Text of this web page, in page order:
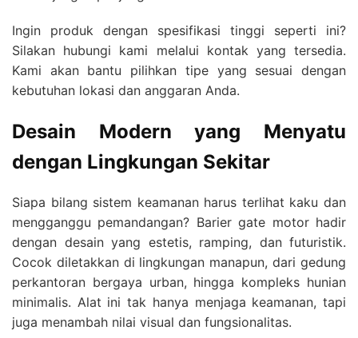
Ingin produk dengan spesifikasi tinggi seperti ini?
Silakan hubungi kami melalui kontak yang tersedia.
Kami akan bantu pilihkan tipe yang sesuai dengan
kebutuhan lokasi dan anggaran Anda.
Desain Modern yang Menyatu
dengan Lingkungan Sekitar
Siapa bilang sistem keamanan harus terlihat kaku dan
mengganggu pemandangan? Barier gate motor hadir
dengan desain yang estetis, ramping, dan futuristik.
Cocok diletakkan di lingkungan manapun, dari gedung
perkantoran bergaya urban, hingga kompleks hunian
minimalis. Alat ini tak hanya menjaga keamanan, tapi
juga menambah nilai visual dan fungsionalitas.